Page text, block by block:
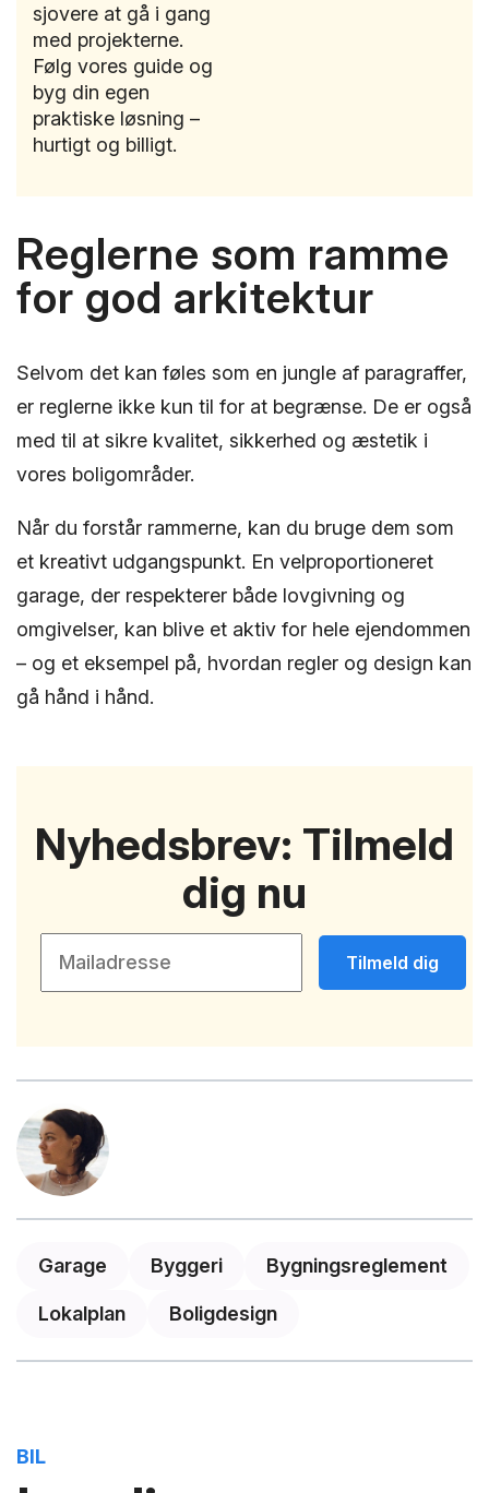
sjovere at gå i gang
med projekterne.
Følg vores guide og
byg din egen
praktiske løsning –
hurtigt og billigt.
Reglerne som ramme
for god arkitektur
Selvom det kan føles som en jungle af paragraffer,
er reglerne ikke kun til for at begrænse. De er også
med til at sikre kvalitet, sikkerhed og æstetik i
vores boligområder.
Når du forstår rammerne, kan du bruge dem som
et kreativt udgangspunkt. En velproportioneret
garage, der respekterer både lovgivning og
omgivelser, kan blive et aktiv for hele ejendommen
– og et eksempel på, hvordan regler og design kan
gå hånd i hånd.
Garage Byggeri Bygningsreglement
Lokalplan Boligdesign
Nyhedsbrev: Tilmeld
dig nu
Tilmeld dig
BIL